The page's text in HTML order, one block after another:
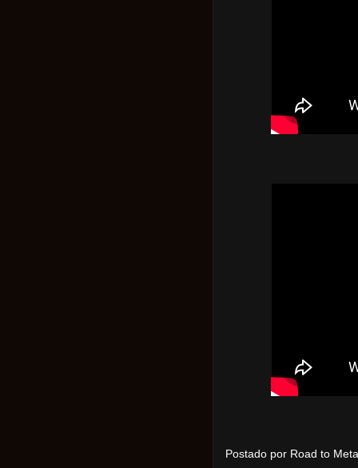
Postado por Road to